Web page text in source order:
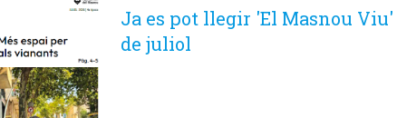
Ja es pot llegir 'El Masnou Viu'
de juliol